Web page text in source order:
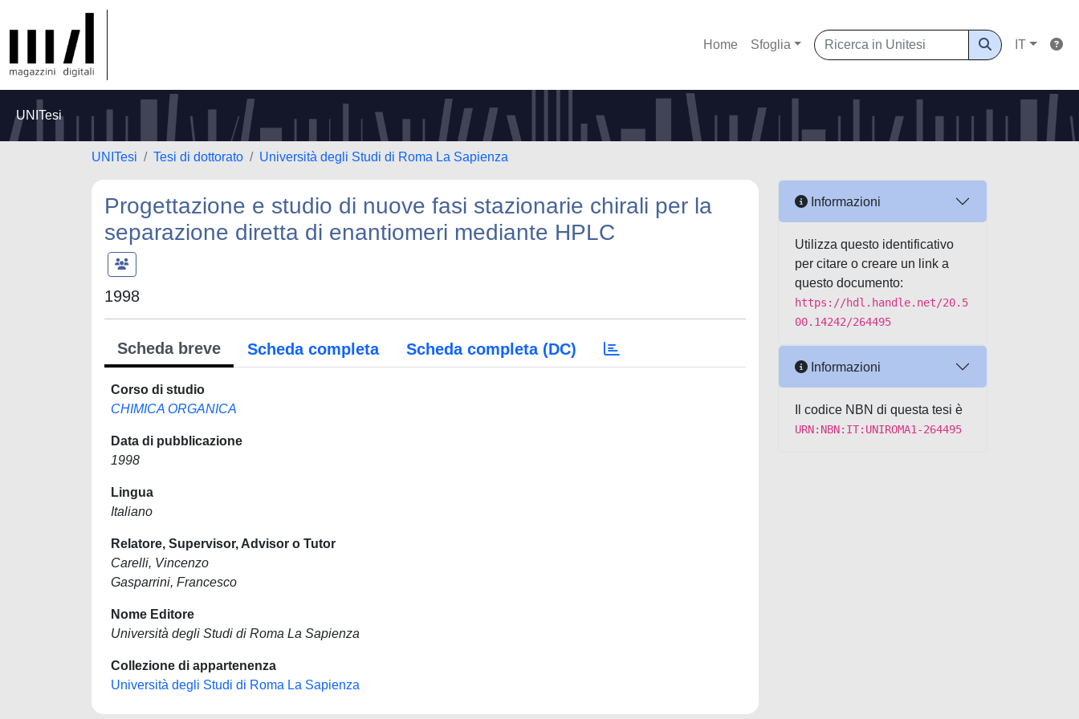
Home Sfoglia IT
UNITesi
UNITesi Tesi di dottorato Università degli Studi di Roma La Sapienza
Progettazione e studio di nuove fasi stazionarie chirali per la
separazione diretta di enantiomeri mediante HPLC
1998
Scheda breve Scheda completa Scheda completa (DC)
Corso di studio
CHIMICA ORGANICA
Data di pubblicazione
1998
Lingua
Italiano
Relatore, Supervisor, Advisor o Tutor
Carelli, Vincenzo
Gasparrini, Francesco
Nome Editore
Università degli Studi di Roma La Sapienza
Collezione di appartenenza
Università degli Studi di Roma La Sapienza
Informazioni
Utilizza questo identificativo
per citare o creare un link a
questo documento:
https://hdl.handle.net/20.5
00.14242/264495
Informazioni
Il codice NBN di questa tesi è
URN:NBN:IT:UNIROMA1-264495